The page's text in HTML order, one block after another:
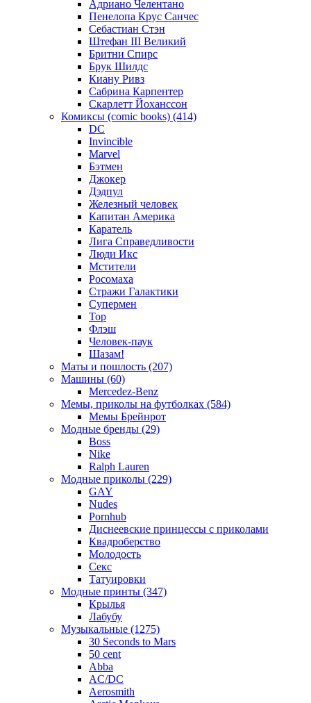
Адриано Челентано
Пенелопа Крус Санчес
Себастиан Стэн
Штефан III Великий
Бритни Спирс
Брук Шилдс
Киану Ривз
Сабрина Карпентер
Скарлетт Йоханссон
Комиксы (comic books) (414)
DC
Invincible
Marvel
Бэтмен
Джокер
Дэдпул
Железный человек
Капитан Америка
Каратель
Лига Справедливости
Люди Икс
Мстители
Росомаха
Стражи Галактики
Супермен
Тор
Флэш
Человек-паук
Шазам!
Маты и пошлость (207)
Машины (60)
Mercedez-Benz
Мемы, приколы на футболках (584)
Мемы Брейнрот
Модные бренды (29)
Boss
Nike
Ralph Lauren
Модные приколы (229)
GAY
Nudes
Pornhub
Диснеевские принцессы с приколами
Квадроберство
Молодость
Секс
Татуировки
Модные принты (347)
Крылья
Лабубу
Музыкальные (1275)
30 Seconds to Mars
50 cent
Abba
AC/DC
Aerosmith